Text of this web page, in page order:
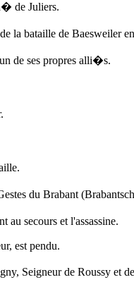
de Juliers.
la bataille de Baesweiler
de ses propres alli�s.
du Brabant
secours et l'assassine.
est pendu.
Seigneur de Roussy et